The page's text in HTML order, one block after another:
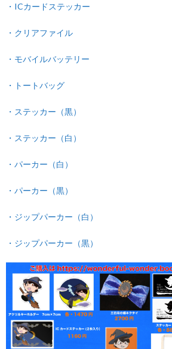
・ICカードステッカー
・クリアファイル
・モバイルバッテリー
・トートバッグ
・ステッカー（黒）
・ステッカー（白）
・パーカー（白）
・パーカー（黒）
・ジップパーカー（白）
・ジップパーカー（黒）